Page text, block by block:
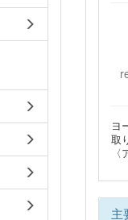
ヨ
取
主